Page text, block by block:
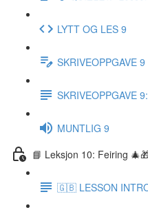
LYTT OG LES 9
SKRIVEOPPGAVE 9
SKRIVEOPPGAVE
MUNTLIG 9
📘 Leksjon 10: Feiring
🇬🇧 LESSON